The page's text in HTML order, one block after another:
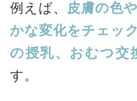
例えば、 皮膚の色
かな変化をチェッ
の授乳、おむつ交
す。